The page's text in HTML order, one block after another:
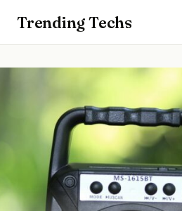
Trending Techs
Keuken & Huishouden
Smart Home & Beveiliging
Kantoor & Werkplek
Maak kennis met ons team